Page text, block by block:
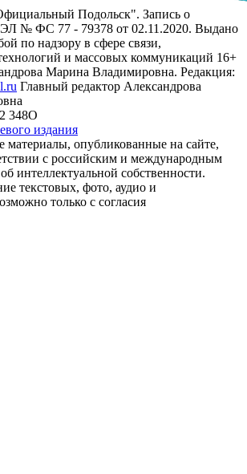
Подольск". Запись о
№ ФС 77 - 79378 от 02.11.2020. Выдано
по надзору в сфере связи,
и массовых коммуникаций 16+
Марина Владимировна. Редакция:
Главный редактор Александрова
348О
издания
материалы, опубликованные на сайте,
с российским и международным
интеллектуальной собственности.
текстовых, фото, аудио и
только с согласия